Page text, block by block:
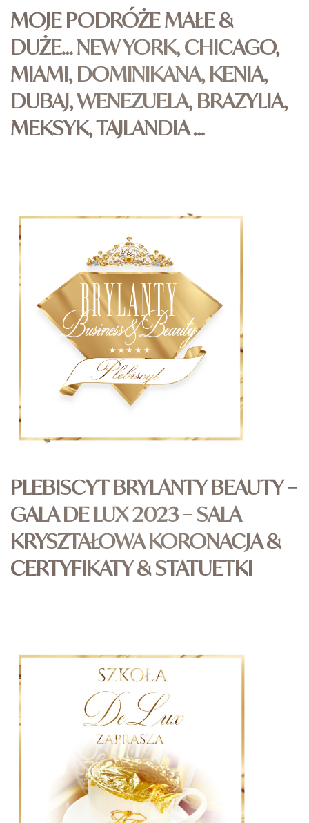
MOJE PODRÓŻE MAŁE &
DUŻE… NEW YORK, CHICAGO,
MIAMI, DOMINIKANA, KENIA,
DUBAJ, WENEZUELA, BRAZYLIA,
MEKSYK, TAJLANDIA …
PLEBISCYT BRYLANTY BEAUTY –
GALA DE LUX 2023 – SALA
KRYSZTAŁOWA KORONACJA &
CERTYFIKATY & STATUETKI